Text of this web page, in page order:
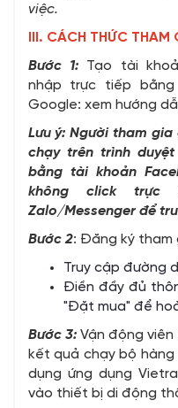
việc.
III. CÁCH THỨC THAM
Bước 1: Tạo tài
nhập trực tiếp
Google: xem hướng
Lưu ý: Người tham
chạy trên trình
bằng tài khoản
không click
Zalo/Messenger để
Bước 2: Đăng ký tham
Truy cập đường
Điền đầy đủ
"Đặt mua" để
Bước 3:Vận động viên
kết quả chạy bộ
dụng ứng dụng
vào thiết bị di động